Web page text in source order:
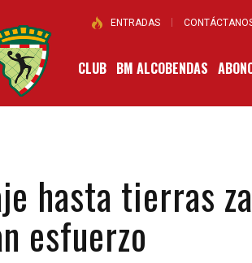
ENTRADAS
CLUB BM ALCOBENDAS
hasta tierras
esfuerzo